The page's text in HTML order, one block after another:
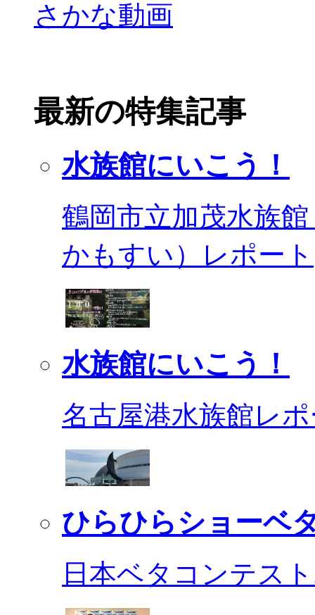
最新の特集記事
水族館にいこう！
鶴岡市立加茂水族
かもすい）レポート
水族館にいこう！
名古屋港水族館レ
ひらひらショーベ
日本ベタコンテス